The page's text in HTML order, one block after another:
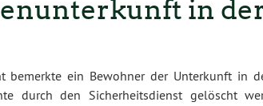
in
bemerkte ein Bewohner der Unterkunft in
durch den Sicherheitsdienst gelöscht